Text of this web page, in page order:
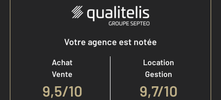
Votre agence est notée
Achat
Vente
9,5/10
Location
Gestion
9,7/10